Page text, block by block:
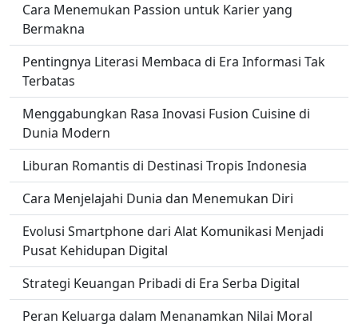
Cara Menemukan Passion untuk Karier yang
Bermakna
Pentingnya Literasi Membaca di Era Informasi Tak
Terbatas
Menggabungkan Rasa Inovasi Fusion Cuisine di
Dunia Modern
Liburan Romantis di Destinasi Tropis Indonesia
Cara Menjelajahi Dunia dan Menemukan Diri
Evolusi Smartphone dari Alat Komunikasi Menjadi
Pusat Kehidupan Digital
Strategi Keuangan Pribadi di Era Serba Digital
Peran Keluarga dalam Menanamkan Nilai Moral